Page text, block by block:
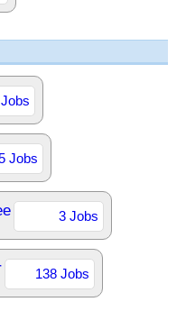
Jobs
3 Jobs
138 Jobs